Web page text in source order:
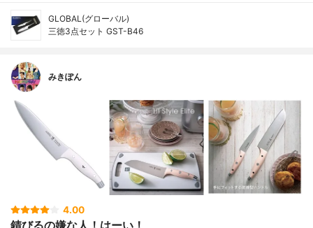
GLOBAL(グローバル)
三徳3点セット GST-B46
みきぽん
4.00
錆びるの嫌な人！はーい！